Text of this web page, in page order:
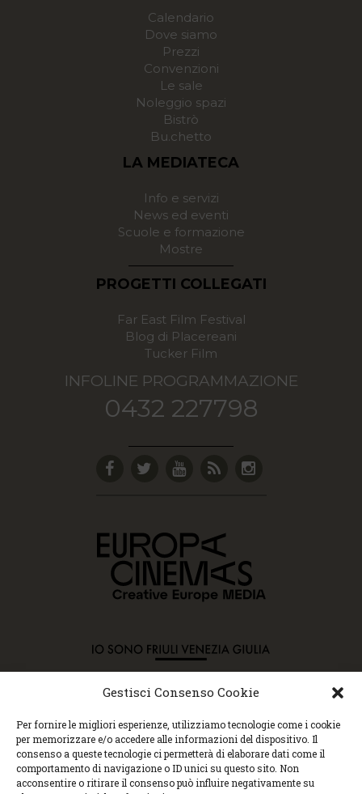
Gestisci Consenso Cookie
Per fornire le migliori esperienze, utilizziamo tecnologie come i cookie
per memorizzare e/o accedere alle informazioni del dispositivo. Il
consenso a queste tecnologie ci permetterà di elaborare dati come il
comportamento di navigazione o ID unici su questo sito. Non
acconsentire o ritirare il consenso può influire negativamente su
Calendario
Dove siamo
Prezzi
Convenzioni
Le sale
Noleggio spazi
Bistrò
Bu.chetto
LA MEDIATECA
Info e servizi
News ed eventi
Scuole e formazione
Mostre
PROGETTI COLLEGATI
Far East Film Festival
Blog di Placereani
Tucker Film
INFOLINE PROGRAMMAZIONE
0432 227798
Copyright © 2015 Cec, Tutti i diritti riservati. Nessun
contenuto può essere copiato o manipolato. Accedendo al
sito approvi la Policy sulla privacy e la Policy sui
contenuti.
Centro espressioni cinematografiche, via Villalta, 24 |
33100 Udine | tel. 0432 299545 | P.Iva 01295290306 |